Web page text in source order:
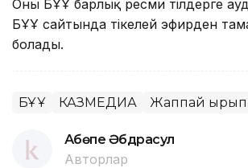
Оны БҰҰ барлық ресми тілдерге
БҰҰ сайтында тікелей эфирден
болады.
БҰҰ КАЗМЕДИА Жаппай
Ақбөпе Әбдрасул
Авторлар